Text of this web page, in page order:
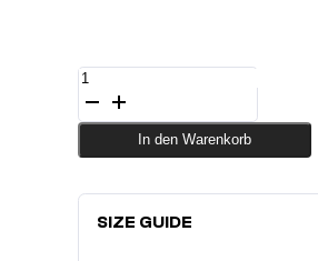
Schienbeinschoner
Black
SUPREME
Echtleder
Menge
In den Warenkorb
SIZE GUIDE